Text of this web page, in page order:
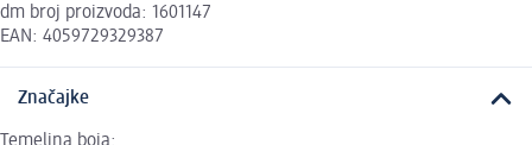
dm broj proizvoda: 1601147
EAN: 4059729329387
Značajke